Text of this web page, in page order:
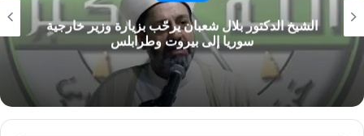
الشيخ الدكتور بلال شعبان يرحّب بزيارة وزير خارجية
سوريا إلى بيروت وطرابلس